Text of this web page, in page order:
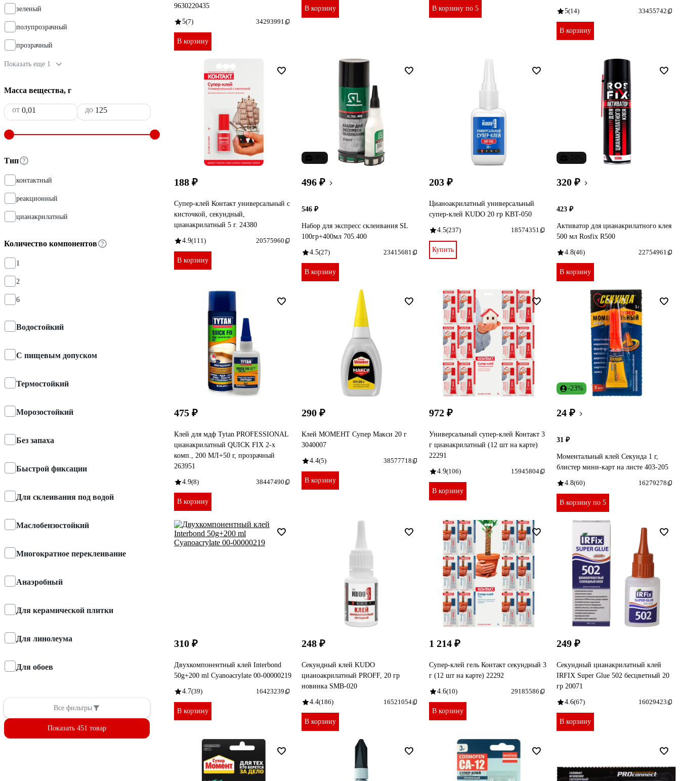
зеленый
полупрозрачный
прозрачный
Показать еще 1
Масса вещества, г
от до
Тип
контактный
реакционный
цианакрилатный
Количество компонентов
1
2
6
Водостойкий
С пищевым допуском
Термостойкий
Морозостойкий
Без запаха
Быстрой фиксации
Для склеивания под водой
Маслобензостойкий
Многократное переклеивание
Анаэробный
Для керамической плитки
Для линолеума
Для обоев
Все фильтры
Показать 451 товар
9630220435
5(7) 34293991
В корзину
В корзину В корзину по 5 5(14) 33455742
В корзину
188 ₽
Супер-клей Контакт универсальный с
кисточкой, секундный,
цианакрилатный 5 г. 24380
4.9(111) 20575960
В корзину
496 ₽
546 ₽
Набор для экспресс склеивания SL
100гр+400мл 705.400
4.5(27) 23415681
В корзину
203 ₽
Цианоакрилатный универсальный
супер-клей KUDO 20 гр KBT-050
4.5(237) 18574351
Купить
320 ₽
423 ₽
Активатор для цианакрилатного клея
500 мл Rosfix R500
4.8(46) 22754961
В корзину
475 ₽
Клей для мдф Tytan PROFESSIONAL
цианакрилатный QUIСK FIX 2-х
комп., 200 МЛ+50 г, прозрачный
263951
4.9(8) 38447490
В корзину
290 ₽
Клей МОМЕНТ Супер Макси 20 г
3040007
4.4(5) 38577718
В корзину
972 ₽
Универсальный супер-клей Контакт 3
г цианакрилатный (12 шт на карте)
22291
4.9(106) 15945804
В корзину
-23%
24 ₽
31 ₽
Моментальный клей Секунда 1 г,
блистер мини-карт на листе 403-205
4.8(60) 16279278
В корзину по 5
310 ₽
Двухкомпонентный клей Interbond
50g+200 ml Cyanoacrylate 00-00000219
4.7(39) 16423239
В корзину
248 ₽
Секундный клей KUDO
цианоакрилатный PROFF, 20 гр
новинка SMB-020
4.4(186) 16521054
В корзину
1 214 ₽
Супер-клей гель Контакт секундный 3
г (12 шт на карте) 22292
4.6(10) 29185586
В корзину
249 ₽
Секундный цианакрилатный клей
IRFIX Super Glue 502 бесцветный 20
гр 20071
4.6(67) 16029423
В корзину